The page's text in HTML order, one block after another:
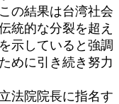
の結果は台湾社会
統的な分裂を超え
示していると強調
めに引き続き努力
法院院長に指名す